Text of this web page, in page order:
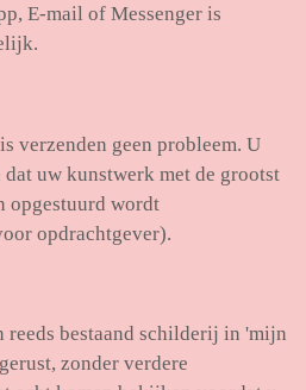
E-mail of Messenger is
verzenden geen probleem. U
uw kunstwerk met de grootst
opgestuurd wordt
opdrachtgever).
reeds bestaand schilderij in 'mijn
zonder verdere